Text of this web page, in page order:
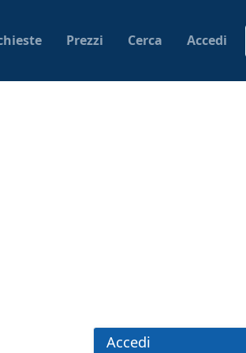
Prezzi Cerca Accedi
Accedi